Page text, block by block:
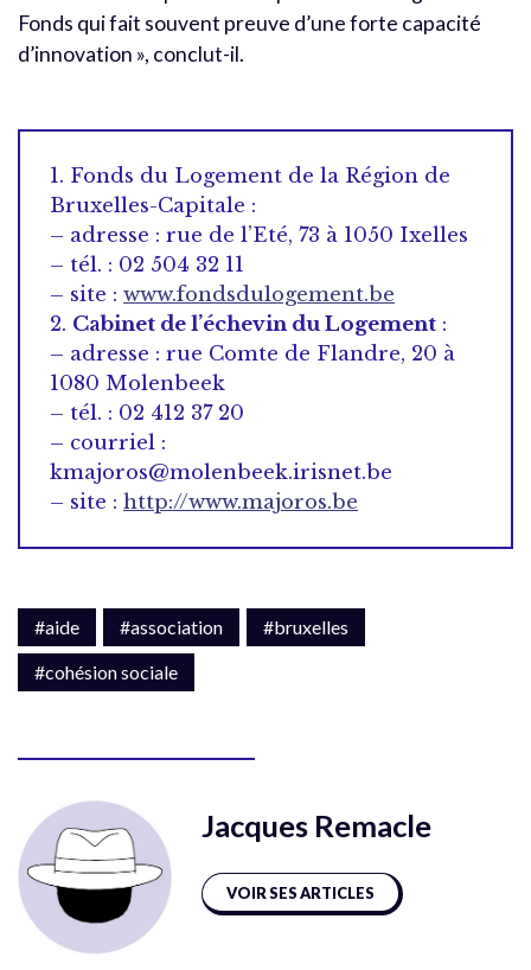
Fonds qui fait souvent preuve d’une forte capacité
d’innovation », conclut-il.
1. Fonds du Logement de la Région de
Bruxelles-Capitale :
– adresse : rue de l’Eté, 73 à 1050 Ixelles
– tél. : 02 504 32 11
– site : www.fondsdulogement.be
2. Cabinet de l’échevin du Logement :
– adresse : rue Comte de Flandre, 20 à
1080 Molenbeek
– tél. : 02 412 37 20
– courriel :
kmajoros@molenbeek.irisnet.be
– site : http://www.majoros.be
#aide #association
#bruxelles
#cohésion sociale
Jacques Remacle
VOIR SES ARTICLES